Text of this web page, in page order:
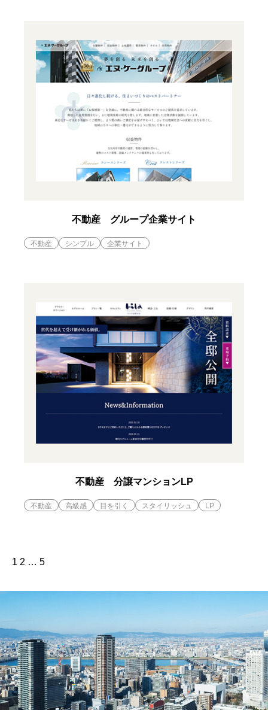
不動産 グループ企業サイト
不動産 シンプル 企業サイト
不動産 分譲マンションLP
不動産 高級感 目を引く スタイリッシュ LP
1 2 … 5